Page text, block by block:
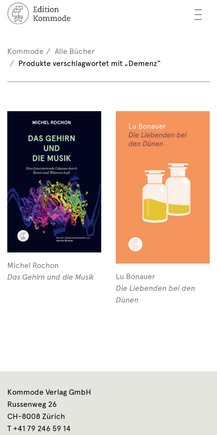
—
—
—
/ Registrieren
(0)
Kommode
Alle Bücher
Produkte verschlagwortet mit „Demenz“
Michel Rochon
Das Gehirn und die Musik
Lu Bonauer
Die Liebenden bei den
Dünen
Kommode Verlag GmbH
Russenweg 26
CH-8008 Zürich
T +41 79 246 59 14